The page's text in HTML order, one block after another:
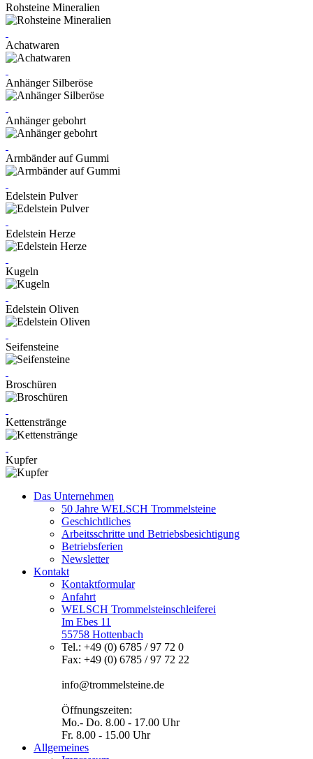
Rohsteine Mineralien
Achatwaren
Anhänger Silberöse
Anhänger gebohrt
Armbänder auf Gummi
Edelstein Pulver
Edelstein Herze
Kugeln
Edelstein Oliven
Seifensteine
Broschüren
Kettenstränge
Kupfer
Das Unternehmen
50 Jahre WELSCH Trommelsteine
Geschichtliches
Arbeitsschritte und Betriebsbesichtigung
Betriebsferien
Newsletter
Kontakt
Kontaktformular
Anfahrt
WELSCH Trommelsteinschleiferei
Im Ebes 11
55758 Hottenbach
Tel.: +49 (0) 6785 / 97 72 0
Fax: +49 (0) 6785 / 97 72 22
info@trommelsteine.de
Öffnungszeiten:
Mo.- Do. 8.00 - 17.00 Uhr
Fr. 8.00 - 15.00 Uhr
Allgemeines